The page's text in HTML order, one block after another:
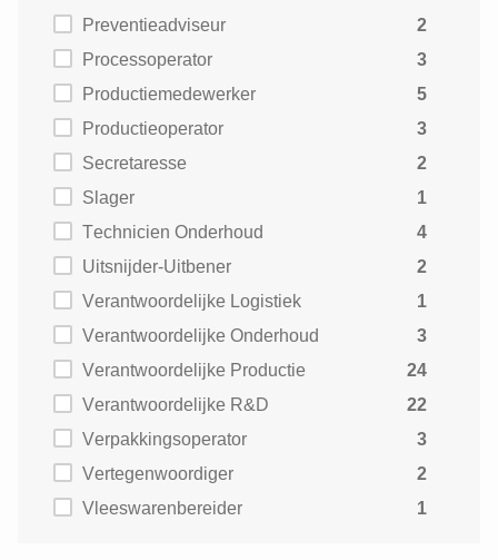
Preventieadviseur
2
Processoperator
3
Productiemedewerker
5
Productieoperator
3
Secretaresse
2
Slager
1
Technicien Onderhoud
4
Uitsnijder-Uitbener
2
Verantwoordelijke Logistiek
1
Verantwoordelijke Onderhoud
3
Verantwoordelijke Productie
24
Verantwoordelijke R&D
22
Verpakkingsoperator
3
Vertegenwoordiger
2
Vleeswarenbereider
1